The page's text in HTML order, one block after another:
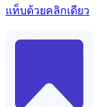
แท็บด้วยคลิกเดียว